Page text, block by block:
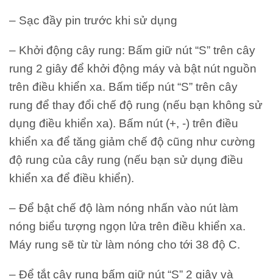
– Sạc đầy pin trước khi sử dụng
– Khởi động cây rung: Bấm giữ nút “S” trên cây
rung 2 giây để khởi động máy và bật nút nguồn
trên điều khiển xa. Bấm tiếp nút “S” trên cây
rung để thay đổi chế độ rung (nếu bạn không sử
dụng điều khiển xa). Bấm nút (+, -) trên điều
khiển xa để tăng giảm chế độ cũng như cường
độ rung của cây rung (nếu bạn sử dụng điều
khiển xa để điều khiển).
– Để bật chế độ làm nóng nhấn vào nút làm
nóng biểu tượng ngọn lửa trên điều khiển xa.
Máy rung sẽ từ từ làm nóng cho tới 38 độ C.
– Để tắt cây rung bấm giữ nút “S” 2 giây và